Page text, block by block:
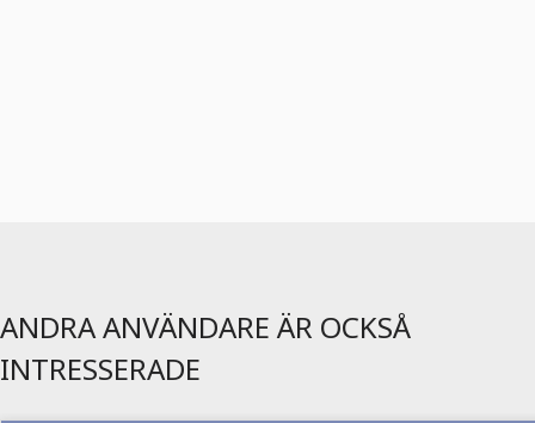
ANDRA ANVÄNDARE ÄR OCKSÅ
INTRESSERADE